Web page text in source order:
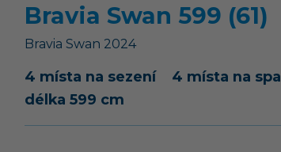
integrovaným 10 l
bojlerem (podle
dvouhořákový vařič s
nerezovým dřezem a
Bravia Swan 599 (61)
Bravia Swan 2024
4 místa na sezení
4 místa na
délka 599 cm